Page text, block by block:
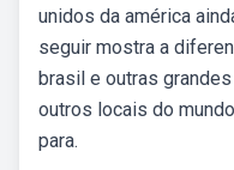
unidos da américa
seguir mostra a
brasil e outras
outros locais do
para.